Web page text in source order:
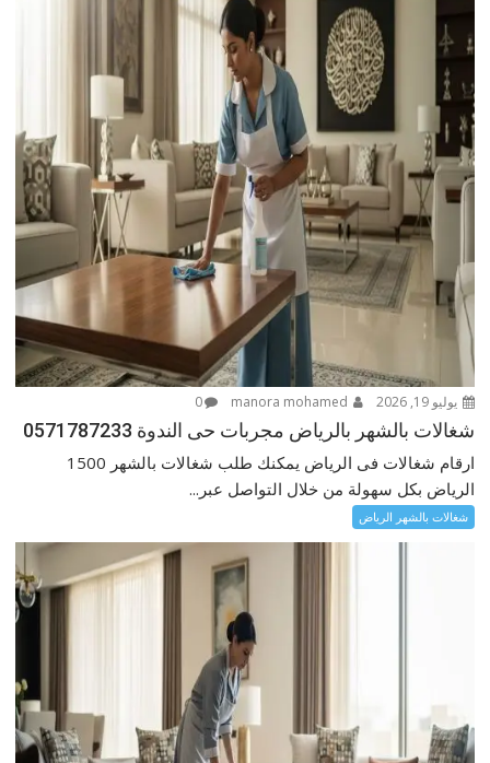
يوليو 19, 2026 0
شغالات بالشهر بالرياض مجربات حى الندوة 0571787233
ارقام شغالات فى الرياض يمكنك طلب شغالات بالشهر 1500
الرياض بكل سهولة من خلال التواصل عبر...
شغالات بالشهر الرياض